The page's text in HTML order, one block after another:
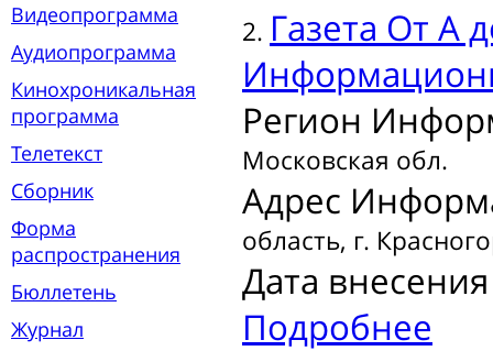
Видеопрограмма
Аудиопрограмма
Кинохроникальная
программа
Телетекст
Сборник
Форма
распространения
Бюллетень
Журнал
2. Газета От А
Регион
Московская обл.
Адрес
область, г.
Дата
Подробнее